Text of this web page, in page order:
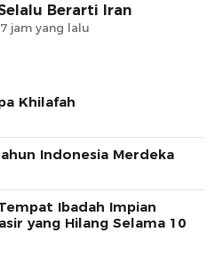
Berarti Iran
7 jam yang lalu
Khilafah
Indonesia Merdeka
Ibadah Impian
yang Hilang Selama 10